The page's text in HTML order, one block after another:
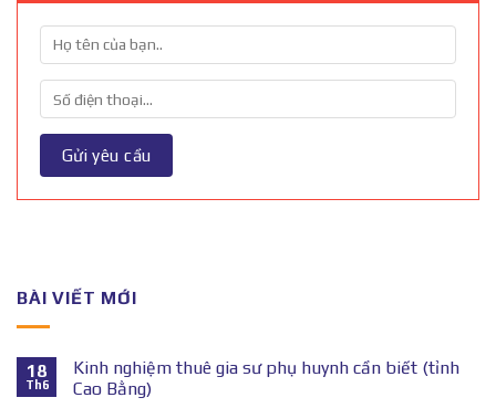
BÀI VIẾT MỚI
18
Th6
Kinh nghiệm thuê gia sư phụ huynh cần biết (tỉnh
Cao Bằng)